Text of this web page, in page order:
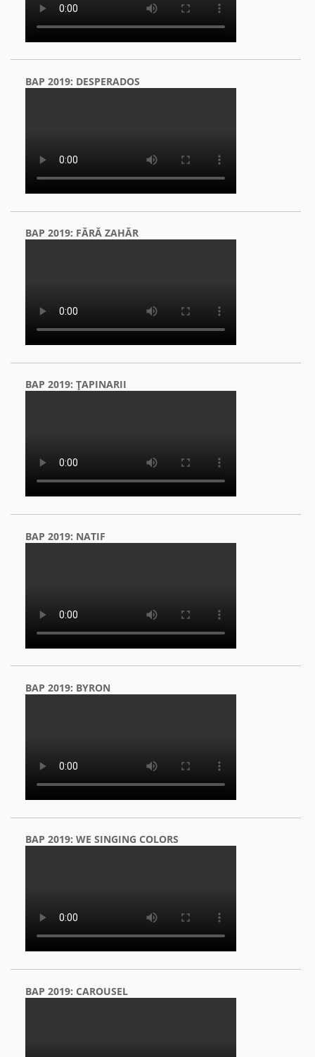
BAP 2019: DESPERADOS
BAP 2019: FĂRĂ ZAHĂR
BAP 2019: ŢAPINARII
BAP 2019: NATIF
BAP 2019: BYRON
BAP 2019: WE SINGING COLORS
BAP 2019: CAROUSEL